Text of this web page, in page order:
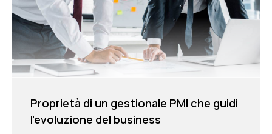
Proprietà di un gestionale PMI che guidi
l'evoluzione del business